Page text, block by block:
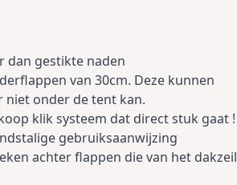
dan gestikte naden
van 30cm. Deze kunnen
niet onder de tent kan.
klik systeem dat direct stuk gaat !
gebruiksaanwijzing
achter flappen die van het dakzeil